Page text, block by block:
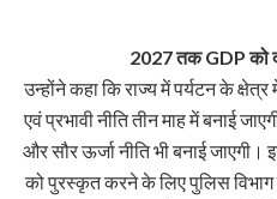
2027 तक GDP को
उन्होंने कहा कि राज्य में पर्यटन के
एवं प्रभावी नीति तीन माह में बनाई
और सौर ऊर्जा नीति भी बनाई जाएगी।
को पुरस्कृत करने के लिए पुलिस विभाग